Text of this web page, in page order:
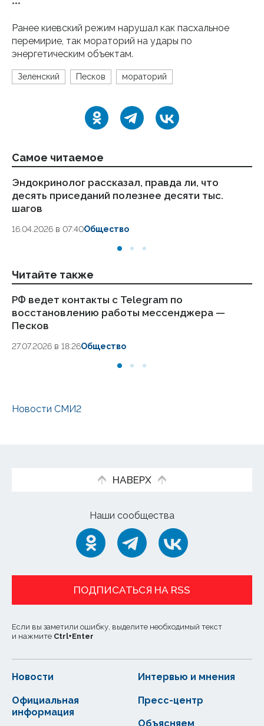
***
Ранее киевский режим нарушал как пасхальное
перемирие, так мораторий на удары по
энергетическим объектам.
Зеленский Песков мораторий
Самое читаемое
Эндокринолог рассказал, правда ли, что
десять приседаний полезнее десяти тыс.
шагов
16.04.2026 в 07:40Общество
Читайте также
РФ ведет контакты с Telegram по
восстановлению работы мессенджера —
Песков
27.07.2026 в 18:26Общество
Новости СМИ2
НАВЕРХ
Наши сообщества
ПОДПИСАТЬСЯ НА RSS
Если вы заметили ошибку, выделите необходимый текст
и нажмите Ctrl+Enter
Новости
Официальная
информация
Интервью и мнения
Пресс-центр
Объясняем